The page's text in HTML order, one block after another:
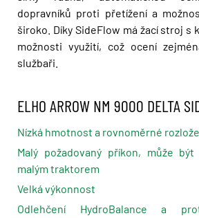
dopravníků proti přetížení a
široko. Díky SideFlow má žací stroj s
možnosti využití, což ocení
službaři.
ELHO ARROW NM 9000 DELTA
Nízká hmotnost a rovnoměrné
Malý požadovaný příkon, může
malým traktorem
Velká výkonnost
Odlehčení HydroBalance a